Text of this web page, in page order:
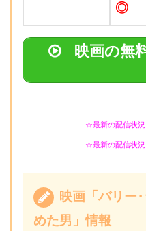
◎
映画の無
☆最新の配信状
☆最新の配信状
映画「バリー
めた男」情報